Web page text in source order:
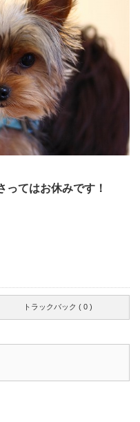
ってはお休みです！
トラックバック ( 0 )